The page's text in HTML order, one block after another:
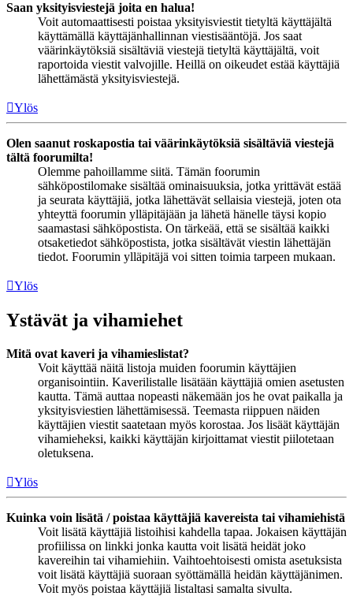
Saan yksityisviestejä joita en halua!
Voit automaattisesti poistaa yksityisviestit tietyltä käyttäjältä
käyttämällä käyttäjänhallinnan viestisääntöjä. Jos saat
väärinkäytöksiä sisältäviä viestejä tietyltä käyttäjältä, voit
raportoida viestit valvojille. Heillä on oikeudet estää käyttäjiä
lähettämästä yksityisviestejä.
Ylös
Olen saanut roskapostia tai väärinkäytöksiä sisältäviä viestejä
tältä foorumilta!
Olemme pahoillamme siitä. Tämän foorumin
sähköpostilomake sisältää ominaisuuksia, jotka yrittävät estää
ja seurata käyttäjiä, jotka lähettävät sellaisia viestejä, joten ota
yhteyttä foorumin ylläpitäjään ja lähetä hänelle täysi kopio
saamastasi sähköpostista. On tärkeää, että se sisältää kaikki
otsaketiedot sähköpostista, jotka sisältävät viestin lähettäjän
tiedot. Foorumin ylläpitäjä voi sitten toimia tarpeen mukaan.
Ylös
Ystävät ja vihamiehet
Mitä ovat kaveri ja vihamieslistat?
Voit käyttää näitä listoja muiden foorumin käyttäjien
organisointiin. Kaverilistalle lisätään käyttäjiä omien asetusten
kautta. Tämä auttaa nopeasti näkemään jos he ovat paikalla ja
yksityisviestien lähettämisessä. Teemasta riippuen näiden
käyttäjien viestit saatetaan myös korostaa. Jos lisäät käyttäjän
vihamieheksi, kaikki käyttäjän kirjoittamat viestit piilotetaan
oletuksena.
Ylös
Kuinka voin lisätä / poistaa käyttäjiä kavereista tai vihamiehistä
Voit lisätä käyttäjiä listoihisi kahdella tapaa. Jokaisen käyttäjän
profiilissa on linkki jonka kautta voit lisätä heidät joko
kavereihin tai vihamiehiin. Vaihtoehtoisesti omista asetuksista
voit lisätä käyttäjiä suoraan syöttämällä heidän käyttäjänimen.
Voit myös poistaa käyttäjiä listaltasi samalta sivulta.